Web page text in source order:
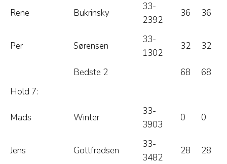
Rene Bukrinsky
33-
2392
36 36
Per Sørensen
33-
1302
32 32
Bedste 2 68
68
Hold 7:
Mads Winter
33-
3903
0 0
Jens Gottfredsen
33-
3482
28 28